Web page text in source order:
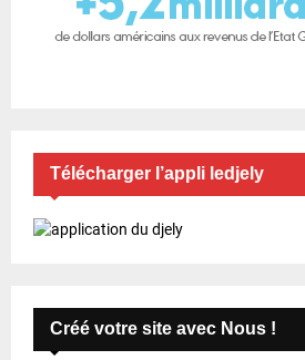
Télécharger l’appli ledjely
Créé votre site avec Nous !